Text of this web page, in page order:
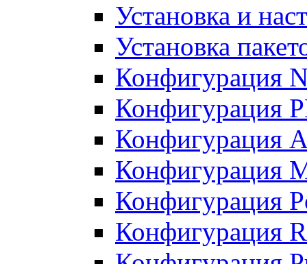
Установка и
Установка
Конфигурация
Конфигурация
Конфигурация
Конфигурация
Конфигурация
Конфигурация